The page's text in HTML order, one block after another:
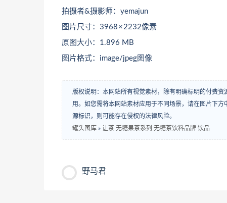
拍摄者&摄影师：yemajun
图片尺寸：3968 × 2232像素
原图大小：1.896 MB
图片格式：image/jpeg图像
版权说明：本网站所有视觉素材，除有明确标明的付费
用。如您需将本网站素材应用于不同场景，请在图片下
源标识，则可能存在侵权的法律风险。
罐头图库 » 让茶 无糖果茶系列 无糖茶饮料品牌 饮品
野马君